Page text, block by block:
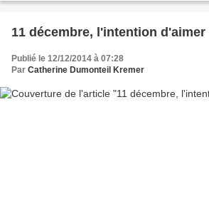
11 décembre, l'intention d'aimer
Publié le 12/12/2014 à 07:28
Par Catherine Dumonteil Kremer